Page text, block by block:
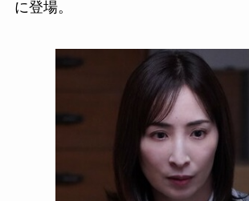
に登場。